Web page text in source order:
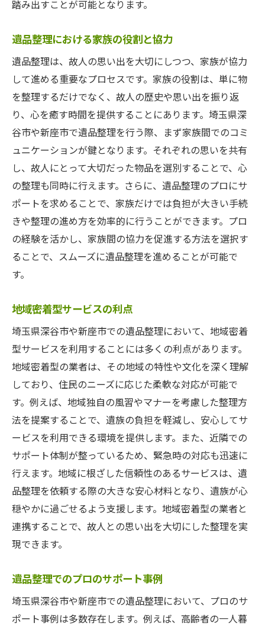
踏み出すことが可能となります。
遺品整理における家族の役割と協力
遺品整理は、故人の思い出を大切にしつつ、家族が協力
して進める重要なプロセスです。家族の役割は、単に物
を整理するだけでなく、故人の歴史や思い出を振り返
り、心を癒す時間を提供することにあります。埼玉県深
谷市や新座市で遺品整理を行う際、まず家族間でのコミ
ュニケーションが鍵となります。それぞれの思いを共有
し、故人にとって大切だった物品を選別することで、心
の整理も同時に行えます。さらに、遺品整理のプロにサ
ポートを求めることで、家族だけでは負担が大きい手続
きや整理の進め方を効率的に行うことができます。プロ
の経験を活かし、家族間の協力を促進する方法を選択す
ることで、スムーズに遺品整理を進めることが可能で
す。
地域密着型サービスの利点
埼玉県深谷市や新座市での遺品整理において、地域密着
型サービスを利用することには多くの利点があります。
地域密着型の業者は、その地域の特性や文化を深く理解
しており、住民のニーズに応じた柔軟な対応が可能で
す。例えば、地域独自の風習やマナーを考慮した整理方
法を提案することで、遺族の負担を軽減し、安心してサ
ービスを利用できる環境を提供します。また、近隣での
サポート体制が整っているため、緊急時の対応も迅速に
行えます。地域に根ざした信頼性のあるサービスは、遺
品整理を依頼する際の大きな安心材料となり、遺族が心
穏やかに過ごせるよう支援します。地域密着型の業者と
連携することで、故人との思い出を大切にした整理を実
現できます。
遺品整理でのプロのサポート事例
埼玉県深谷市や新座市での遺品整理において、プロのサ
ポート事例は多数存在します。例えば、高齢者の一人暮